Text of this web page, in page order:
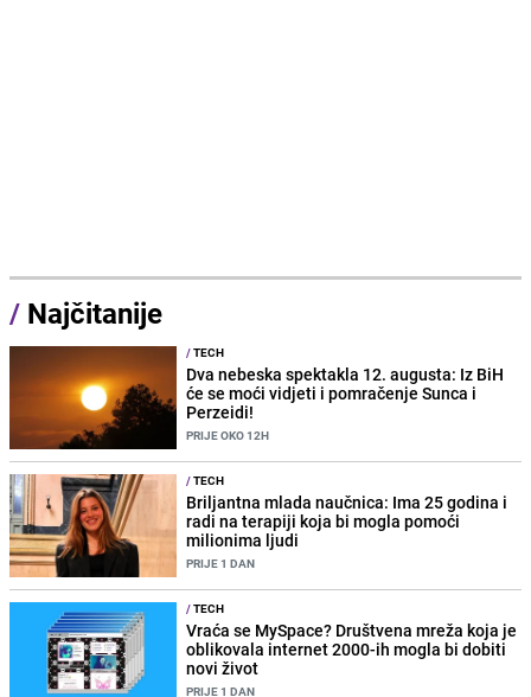
/ Najčitanije
/TECH
Dva nebeska spektakla 12. augusta: Iz BiH
će se moći vidjeti i pomračenje Sunca i
Perzeidi!
PRIJE OKO 12H
/TECH
Briljantna mlada naučnica: Ima 25 godina i
radi na terapiji koja bi mogla pomoći
milionima ljudi
PRIJE 1 DAN
/TECH
Vraća se MySpace? Društvena mreža koja je
oblikovala internet 2000-ih mogla bi dobiti
novi život
PRIJE 1 DAN